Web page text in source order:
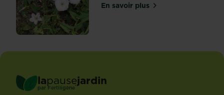
En savoir plussur Comment se
lapausejardin
par Fertiligène ®